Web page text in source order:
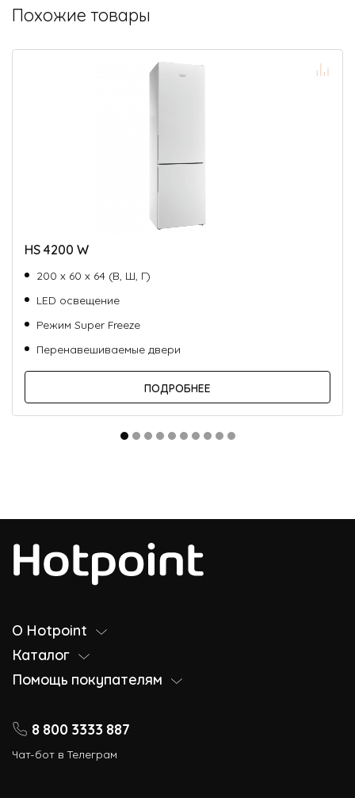
Похожие товары
HS 4200 W
200 х 60 х 64 (В, Ш, Г)
LED освещение
Режим Super Freeze
Перенавешиваемые двери
ПОДРОБНЕЕ
О Hotpoint
Каталог
Помощь покупателям
8 800 3333 887
Чат-бот в Телеграм